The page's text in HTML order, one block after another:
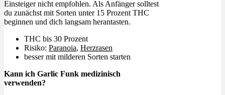
Einsteiger nicht empfohlen. Als Anfänger solltest
du zunächst mit Sorten unter 15 Prozent THC
beginnen und dich langsam herantasten.
THC bis 30 Prozent
Risiko: Paranoia, Herzrasen
besser mit milderen Sorten starten
Kann ich Garlic Funk medizinisch
verwenden?